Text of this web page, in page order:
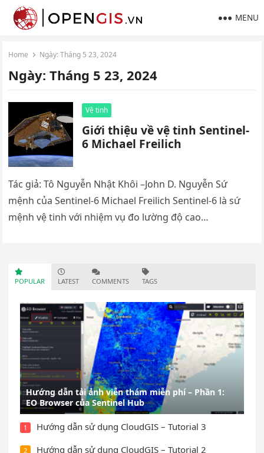
MENU
Home Ngày:Tháng 5 23, 2024
Ngày:Tháng 5 23, 2024
Vệ tinh
Giới thiệu về vệ tinh Sentinel-
6 Michael Freilich
Tác giả: Tô Nguyễn Nhật Khôi –John D. Nguyễn Sứ
mệnh của Sentinel-6 Michael Freilich Sentinel-6 là sứ
mệnh vệ tinh với nhiệm vụ đo lường độ cao…
POPULAR LATEST COMMENTS TAGS
Hướng dẫn tải ảnh viễn thám miễn phí – Phần 1:
EO Browser của Sentinel Hub
1 Hướng dẫn sử dụng CloudGIS – Tutorial 3
2 Hướng dẫn sử dụng CloudGIS – Tutorial 2